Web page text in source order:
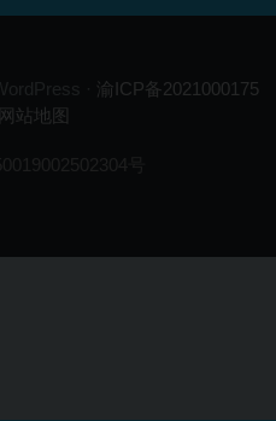
渝ICP备2021000175
网站地图